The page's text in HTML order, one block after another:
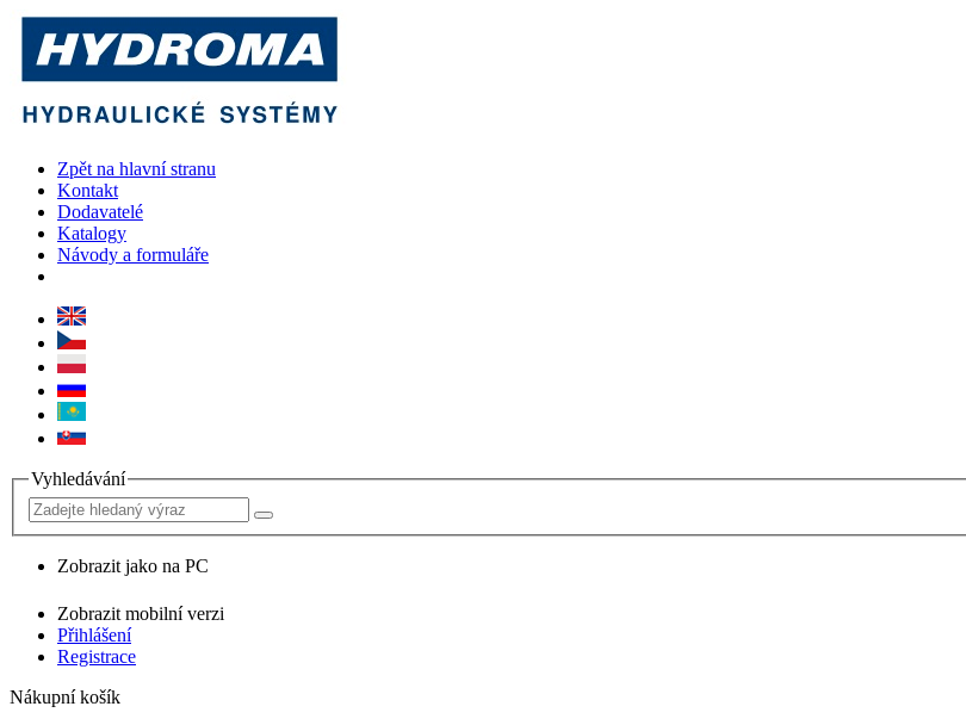
Zpět na hlavní stranu
Kontakt
Dodavatelé
Katalogy
Návody a formuláře
Vyhledávání
Zobrazit jako na PC
Zobrazit mobilní verzi
Přihlášení
Registrace
Nákupní košík